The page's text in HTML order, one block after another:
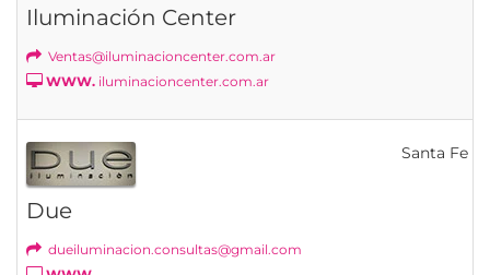
Iluminación Center
Ventas@iluminacioncenter.com.ar
WWW. iluminacioncenter.com.ar
Due
dueiluminacion.consultas@gmail.com
Santa Fe